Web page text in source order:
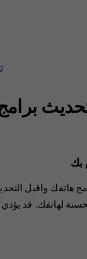
بك
واقبل
لهاتفك. قد يؤدي